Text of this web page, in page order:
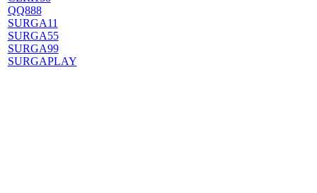
QQ888
SURGA11
SURGA55
SURGA99
SURGAPLAY